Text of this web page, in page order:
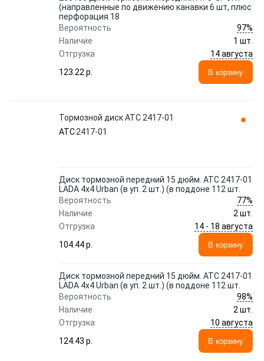
(направленные по движению канавки 6 шт, плюс
перфорация 18
Вероятность
97%
Наличие
1 шт.
Отгрузка
14 августа
123.22 p.
В корзину
Тормозной диск ATC 2417-01
ATC2417-01
Диск тормозной передний 15 дюйм. АТС 2417-01
LADA 4x4 Urban (в уп. 2 шт.) (в поддоне 112 шт.
Вероятность
77%
Наличие
2 шт.
Отгрузка
14 - 18 августа
104.44 p.
В корзину
Диск тормозной передний 15 дюйм. АТС 2417-01
LADA 4x4 Urban (в уп. 2 шт.) (в поддоне 112 шт.
Вероятность
98%
Наличие
2 шт.
Отгрузка
10 августа
124.43 p.
В корзину